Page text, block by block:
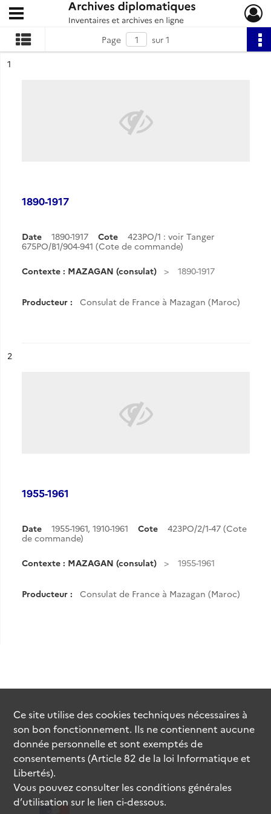
Archives diplomatiques
Ouvrir le menu déroulant
Page
sur 1
n°
1
1890-1917
Date 1890-1917 Cote
423PO/1 : voir Tanger
675PO/B1/904-941 (Cote de commande)
Contexte : MAZAGAN (consulat) 1890-1917
Producteur : Consulat de France à Mazagan (Maroc)
n°
2
1955-1961
Date 1955-1961, 1910-1961 Cote
423PO/2/1-47 (Cote
de commande)
Contexte : MAZAGAN (consulat) 1955-1961
Producteur : Consulat de France à Mazagan (Maroc)
Ce site utilise descookiestechniques nécessaires à
son bon fonctionnement. Ils ne contiennent aucune
donnée personnelle et sont exemptés de
consentements (Article 82 de la loi Informatique et
Libertés).
Vous pouvez consulter les conditions générales
d’utilisation sur le lien ci-dessous.